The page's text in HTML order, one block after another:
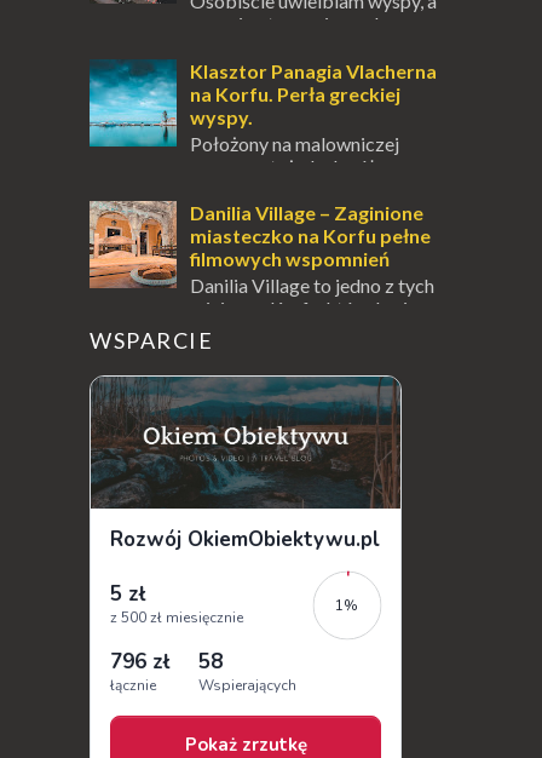
uczucie otoczenia wodą
pośrodku Bałtyku? To zawsze brzmi jak
doskonał...
Klasztor Panagia Vlacherna
na Korfu. Perła greckiej
wyspy.
Położony na malowniczej
wysepce, tuż obok półwyspu
jest jednym z najbardziej rozpoznawalnych
symbo...
Danilia Village – Zaginione
miasteczko na Korfu pełne
filmowych wspomnień
Danilia Village to jedno z tych
miejsc na Korfu, które kryje w
sobie wiele tajemnic i historii, a przy tym
jest doskonale znane miłośnikom f...
WSPARCIE